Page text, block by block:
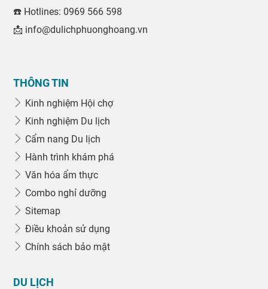
☎️ Hotlines: 0969 566 598
📩 info@dulichphuonghoang.vn
THÔNG TIN
Kinh nghiệm Hội chợ
Kinh nghiệm Du lịch
Cẩm nang Du lịch
Hành trình khám phá
Văn hóa ẩm thực
Combo nghỉ dưỡng
Sitemap
Điều khoản sử dụng
Chính sách bảo mật
DU LỊCH